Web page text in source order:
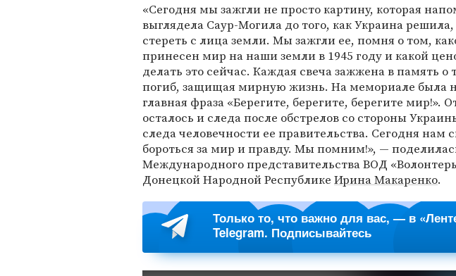
«Сегодня мы зажгли не просто картину, которая
выглядела Саур-Могила до того, как Украина
стереть с лица земли. Мы зажгли ее, помня о том,
принесен мир на наши земли в 1945 году и какой
делать это сейчас. Каждая свеча зажжена в память о
погиб, защищая мирную жизнь. На мемориале была
главная фраза «Берегите, берегите, берегите мир!».
осталось и следа после обстрелов со стороны
следа человечности ее правительства. Сегодня нам
бороться за мир и правду. Мы помним!», —
Международного представительства ВОД
Донецкой Народной Республике Ирина Макаренко.
Только то, что важно для вас, — в
Telegram. Подписывайтесь